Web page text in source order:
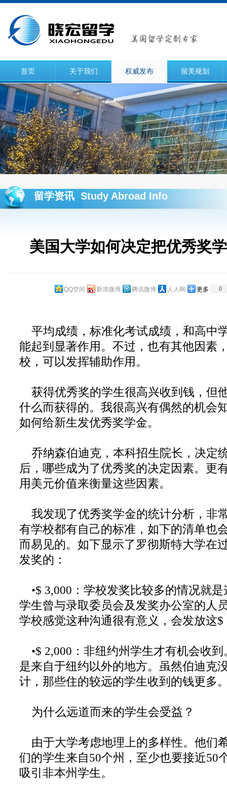
首页 关于我们 权威发布 留美规划
留学资讯 Study Abroad Info
美国大学如何决定把优秀奖
QQ空间 新浪微博 腾讯微博 人人网 更多 0
平均成绩，标准化考试成绩，和高中
能起到显著作用。不过，也有其他因素
校，可以发挥辅助作用。
获得优秀奖的学生很高兴收到钱，但
什么而获得的。我很高兴有偶然的机会
如何给新生发优秀奖学金。
乔纳森伯迪克，本科招生院长，决定
后，哪些成为了优秀奖的决定因素。更
用美元价值来衡量这些因素。
我发现了优秀奖学金的统计分析，非
有学校都有自己的标准，如下的清单也
而易见的。如下显示了罗彻斯特大学在
发奖的：
•$ 3,000：学校发奖比较多的情况就是
学生曾与录取委员会及发奖办公室的人
学校感觉这种沟通很有意义，会发放这$
•$ 2,000：非纽约州学生才有机会收到
是来自于纽约以外的地方。虽然伯迪克
计，那些住的较远的学生收到的钱更多
为什么远道而来的学生会受益？
由于大学考虑地理上的多样性。他们
们的学生来自50个州，至少也要接近50
吸引非本州学生。